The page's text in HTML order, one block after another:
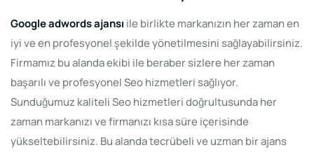
Google adwords ajansı ile birlikte markanızın her zaman en
iyi ve en profesyonel şekilde yönetilmesini sağlayabilirsiniz.
Firmamız bu alanda ekibi ile beraber sizlere her zaman
başarılı ve profesyonel Seo hizmetleri sağlıyor.
Sunduğumuz kaliteli Seo hizmetleri doğrultusunda her
zaman markanızı ve firmanızı kısa süre içerisinde
yükseltebilirsiniz. Bu alanda tecrübeli ve uzman bir ajans